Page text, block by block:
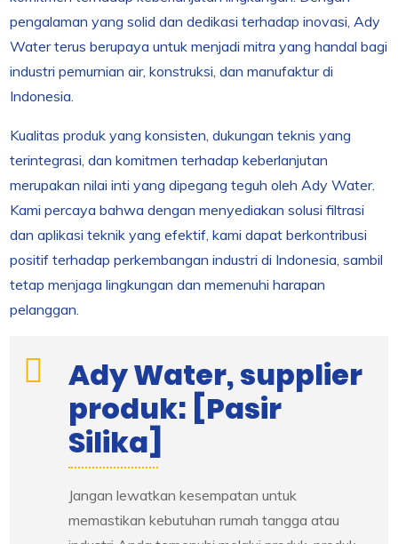
pengalaman yang solid dan dedikasi terhadap inovasi, Ady
Water terus berupaya untuk menjadi mitra yang handal bagi
industri pemurnian air, konstruksi, dan manufaktur di
Indonesia.
Kualitas produk yang konsisten, dukungan teknis yang
terintegrasi, dan komitmen terhadap keberlanjutan
merupakan nilai inti yang dipegang teguh oleh Ady Water.
Kami percaya bahwa dengan menyediakan solusi filtrasi
dan aplikasi teknik yang efektif, kami dapat berkontribusi
positif terhadap perkembangan industri di Indonesia, sambil
tetap menjaga lingkungan dan memenuhi harapan
pelanggan.
Ady Water, supplier
produk: [Pasir
Silika]
Jangan lewatkan kesempatan untuk
memastikan kebutuhan rumah tangga atau